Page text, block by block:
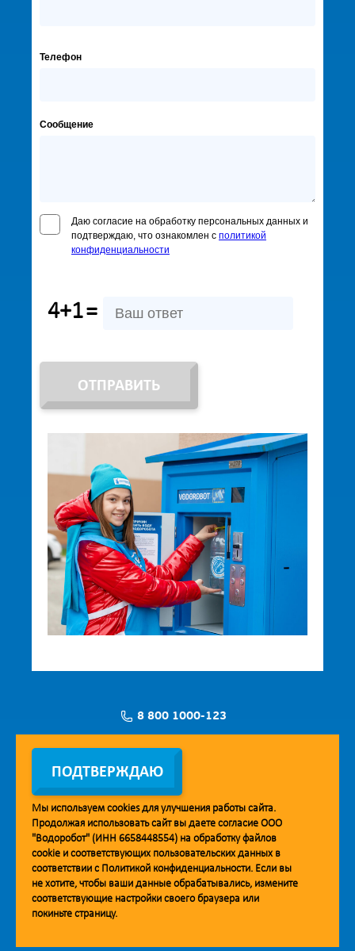
Телефон
Сообщение
Даю согласие на обработку персональных данных и
подтверждаю, что ознакомлен с политикой
конфиденциальности
4+1=
ОТПРАВИТЬ
8 800 1000-123
Заявка на установку
Мобильное приложение Vodorobot
ПОДТВЕРЖДАЮ
Мы используем cookiesдля улучшения работы сайта.
Продолжая использовать сайт вы даете согласие ООО
"Водоробот" (ИНН 6658448554) на обработку файлов
cookie и соответствующих пользовательских данных в
соответствии с Политикой конфиденциальности. Если вы
не хотите, чтобы ваши данные обрабатывались, измените
соответствующие настройки своего браузера или
покиньте страницу.